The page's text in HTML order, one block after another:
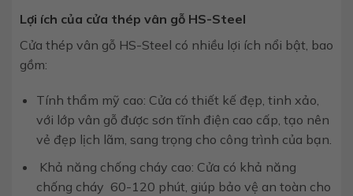
Lợi ích của cửa thép vân gỗ HS-Steel
Cửa thép vân gỗ HS-Steel có nhiều lợi ích nổi bật, bao
gồm:
Tính thẩm mỹ cao: Cửa có thiết kế đẹp, tinh xảo,
với lớp vân gỗ được sơn tĩnh điện cao cấp, tạo nên
vẻ đẹp lịch lãm, sang trọng cho công trình của bạn.
Khả năng chống cháy cao: Cửa có khả năng
chống cháy 60-120 phút, giúp bảo vệ an toàn cho